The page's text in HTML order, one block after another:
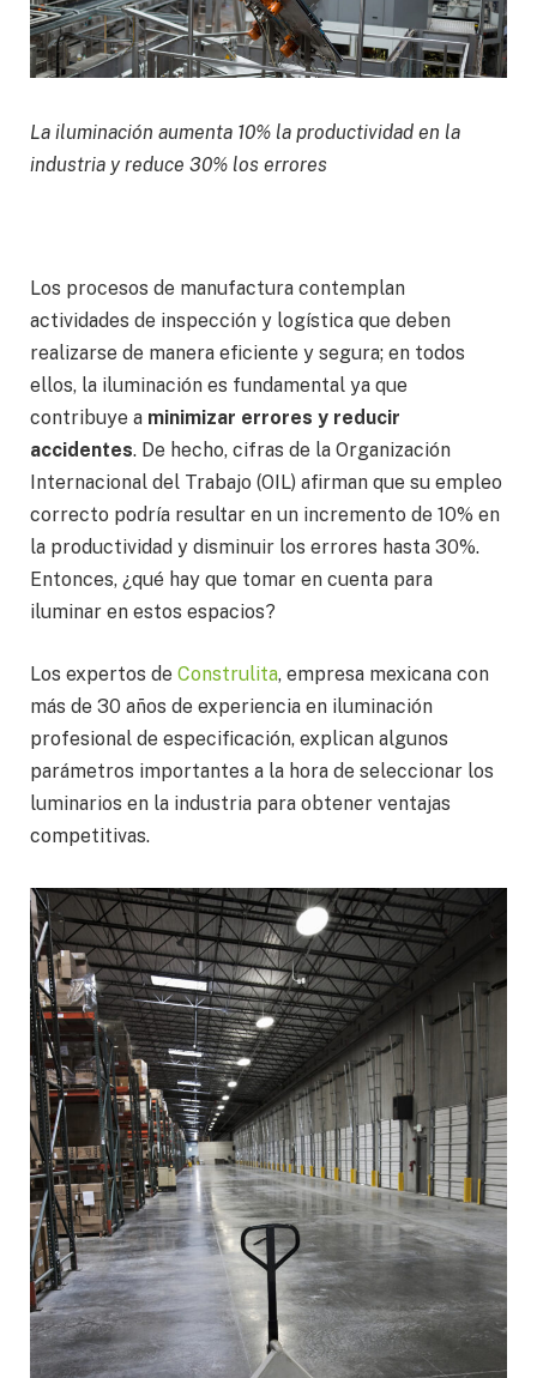
La iluminación aumenta 10% la productividad en la
industria y reduce 30% los errores
Los procesos de manufactura contemplan
actividades de inspección y logística que deben
realizarse de manera eficiente y segura; en todos
ellos, la iluminación es fundamental ya que
contribuye a minimizar errores y reducir
accidentes. De hecho, cifras de la Organización
Internacional del Trabajo (OIL) afirman que su empleo
correcto podría resultar en un incremento de 10% en
la productividad y disminuir los errores hasta 30%.
Entonces, ¿qué hay que tomar en cuenta para
iluminar en estos espacios?
Los expertos de Construlita, empresa mexicana con
más de 30 años de experiencia en iluminación
profesional de especificación, explican algunos
parámetros importantes a la hora de seleccionar los
luminarios en la industria para obtener ventajas
competitivas.